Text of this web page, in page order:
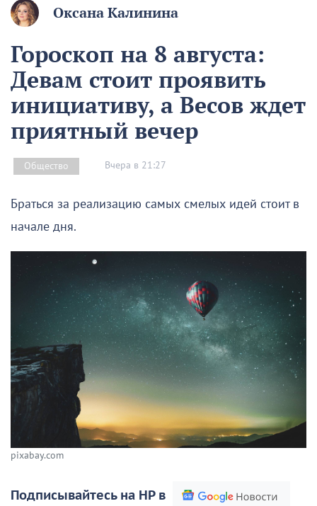
Оксана Калинина
Гороскоп на 8 августа:
Девам стоит проявить
инициативу, а Весов ждет
приятный вечер
Общество Вчера в 21:27
Браться за реализацию самых смелых идей стоит в
начале дня.
pixabay.com
Подписывайтесь на НР в